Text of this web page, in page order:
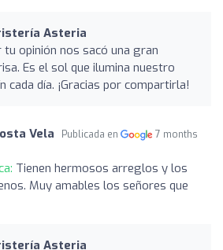
Asteria
tu opinión nos sacó una gran
Es el sol que ilumina nuestro
cada día. ¡Gracias por compartirla!
Vela Publicada en
7 months
Tienen hermosos arreglos y los
Muy amables los señores que
Asteria